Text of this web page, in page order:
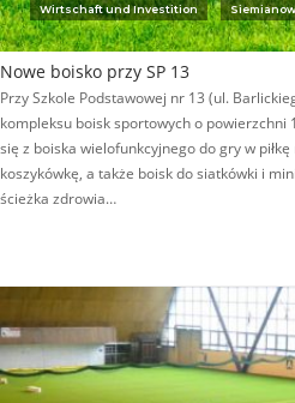
Wirtschaft und Investition
Nowe boisko przy SP 13
Przy Szkole Podstawowej nr 13 (ul.
kompleksu boisk sportowych o powierzchni
się z boiska wielofunkcyjnego do gry w
koszykówkę, a także boisk do siatkówki i
ścieżka zdrowia…